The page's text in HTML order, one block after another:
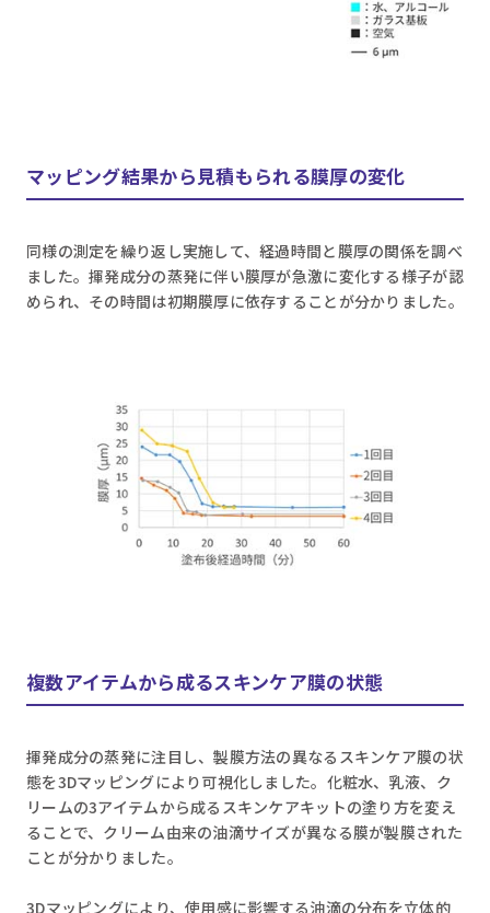
マッピング結果から見積もられる膜厚の変化
同様の測定を繰り返し実施して、経過時間と膜厚の関係を調べ
ました。揮発成分の蒸発に伴い膜厚が急激に変化する様子が認
められ、その時間は初期膜厚に依存することが分かりました。
複数アイテムから成るスキンケア膜の状態
揮発成分の蒸発に注目し、製膜方法の異なるスキンケア膜の状
態を3Dマッピングにより可視化しました。化粧水、乳液、ク
リームの3アイテムから成るスキンケアキットの塗り方を変え
ることで、クリーム由来の油滴サイズが異なる膜が製膜された
ことが分かりました。
3Dマッピングにより、使用感に影響する油滴の分布を立体的